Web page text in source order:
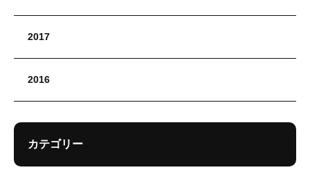
2017
2016
カテゴリー